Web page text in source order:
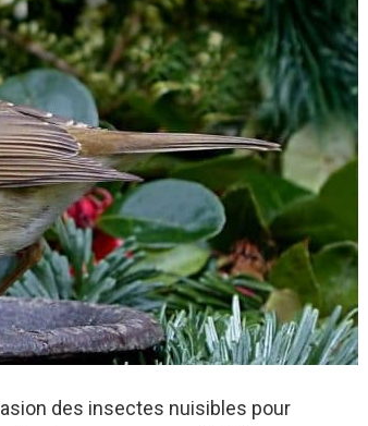
des insectes nuisibles pour